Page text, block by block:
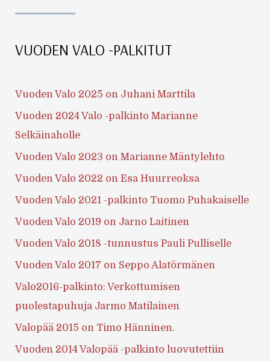
VUODEN VALO -PALKITUT
Vuoden Valo 2025 on Juhani Marttila
Vuoden 2024 Valo -palkinto Marianne
Selkäinaholle
Vuoden Valo 2023 on Marianne Mäntylehto
Vuoden Valo 2022 on Esa Huurreoksa
Vuoden Valo 2021 -palkinto Tuomo Puhakaiselle
Vuoden Valo 2019 on Jarno Laitinen
Vuoden Valo 2018 -tunnustus Pauli Pulliselle
Vuoden Valo 2017 on Seppo Alatörmänen
Valo2016-palkinto: Verkottumisen
puolestapuhuja Jarmo Matilainen
Valopää 2015 on Timo Hänninen.
Vuoden 2014 Valopää -palkinto luovutettiin